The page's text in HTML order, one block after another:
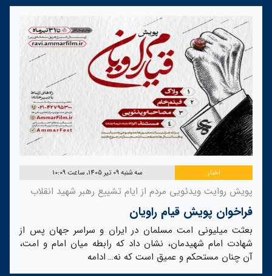
اخبار سه شنبه 09 تیر 1405، ساعت 10:09
پویش روایت ویدئویی مردم از ایام تشییع رهبر شهید انقلاب
فراخوان پویش قیام راویان
بعثت میلیونی امت مسلمان در ایران و سراسر جهان پس از
شهادت امام شهیدمان، نشان داد که رابطه میان امام و امت،
آن چنان مستحکم و عمیق است که نه… ادامه